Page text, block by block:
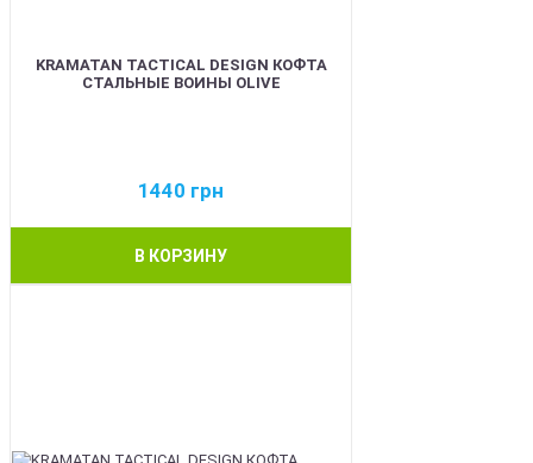
KRAMATAN TACTICAL DESIGN КОФТА
СТАЛЬНЫЕ ВОИНЫ OLIVE
1440 грн
В КОРЗИНУ